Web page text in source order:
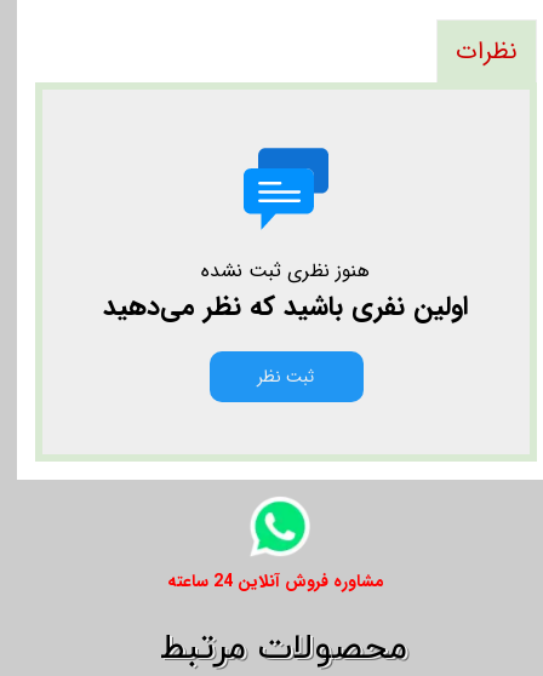
نظرات
هنوز نظری ثبت نشده
اولین نفری باشید که نظر می‌دهید
ثبت نظر
​​مشاوره فروش آنلاین 24 ساعته
​​محصولات مرتبط